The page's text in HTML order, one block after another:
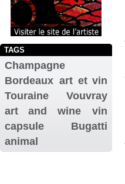
TAGS
Champagne
Bordeaux art et vin
Touraine
Vouvray
art and wine
vin
capsule
Bugatti
animal
Paysage et ciel Quais à...